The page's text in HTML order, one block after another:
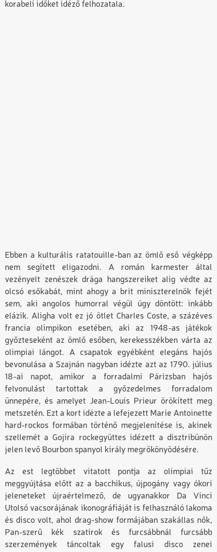
korabeli időket idéző felhozatala.
Ebben a kulturális ratatouille-ban az ömlő eső végképp
nem segített eligazodni. A román karmester által
vezényelt zenészek drága hangszereiket alig védte az
olcsó esőkabát, mint ahogy a brit miniszterelnök fejét
sem, aki angolos humorral végül úgy döntött: inkább
elázik. Aligha volt ez jó ötlet Charles Coste, a százéves
francia olimpikon esetében, aki az 1948-as játékok
győzteseként az ömlő esőben, kerekesszékben várta az
olimpiai lángot. A csapatok egyébként elegáns hajós
bevonulása a Szajnán nagyban idézte azt az 1790. július
18-ai napot, amikor a forradalmi Párizsban hajós
felvonulást tartottak a győzedelmes forradalom
ünnepére, és amelyet Jean-Louis Prieur örökített meg
metszetén. Ezt a kort idézte a lefejezett Marie Antoinette
hard-rockos formában történő megjelenítése is, akinek
szellemét a Gojira rockegyüttes idézett a disztribünön
jelen levő Bourbon spanyol király megrökönyödésére.
Az est legtöbbet vitatott pontja az olimpiai tűz
meggyújtása előtt az a bacchikus, újpogány vagy ókori
jeleneteket újraértelmező, de ugyanakkor Da Vinci
Utolsó vacsorájának ikonográfiáját is felhasználó lakoma
és disco volt, ahol drag-show formájában szakállas nők,
Pan-szerű kék szatírok és furcsábbnál furcsább
szerzemények táncoltak egy falusi disco zenei